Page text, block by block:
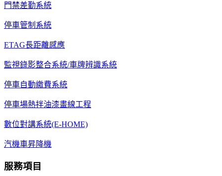
門禁差勤系統
停車管制系統
ETAG長距離感應
監視錄影整合系統/車牌辨識系統
停車自動繳費系統
停車場熱拌油漆畫線工程
數位對講系統(E-HOME)
汽機車昇降機
服務項目